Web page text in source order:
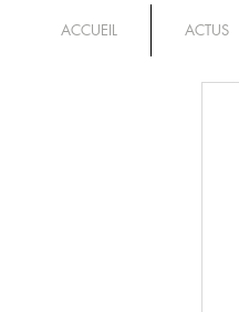
ACCUEIL ACTUS